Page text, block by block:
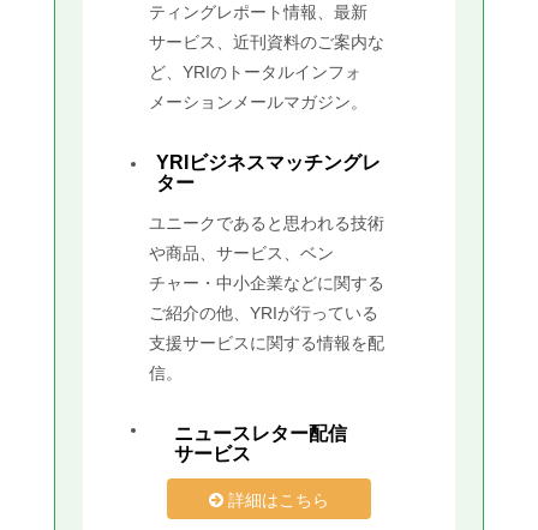
ティングレポート情報、最新
サービス、近刊資料のご案内な
ど、YRIのトータルインフォ
メーションメールマガジン。
YRIビジネスマッチングレ
ター
ユニークであると思われる技術
や商品、サービス、ベン
チャー・中小企業などに関する
ご紹介の他、YRIが行っている
支援サービスに関する情報を配
信。
ニュースレター配信
サービス
詳細はこちら